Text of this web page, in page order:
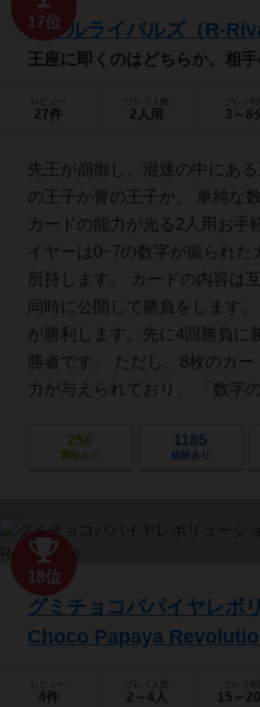
17位
アールライバルズ（R-
王座に即くのはどちらか。相
27件
プレイ人数
2人用 3～8
先王が崩御し、混迷の中にあ
の王子か青の王子か。 単純な
カードの能力が光る2人用お手
イヤーは0~7の数字が振られ
所持します。 カードの内容は
同時に公開して勝負をします
が勝利します。先に4回勝負に
勝者です。 ただし、8枚のカ
力が与えられており、 「数字
256
興味あり
1185
経験あり
18位
グミチョコパパイヤレボ
Choco Papaya
4件
プレイ人数
2～4人 15～